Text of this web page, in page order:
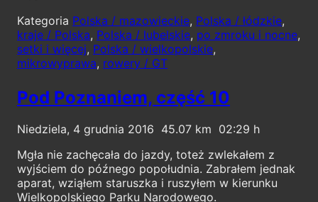
Kategoria Polska / mazowieckie, Polska / łódzkie,
kraje / Polska, Polska / lubelskie, po zmroku i nocne,
setki i więcej, Polska / wielkopolskie,
mikrowyprawa, rowery / GT
Pod Poznaniem, część 10
Niedziela, 4 grudnia 2016 45.07
02:29
Mgła nie zachęcała do jazdy, toteż zwlekałem z
wyjściem do późnego popołudnia. Zabrałem jednak
aparat, wziąłem staruszka i ruszyłem w kierunku
Wielkopolskiego Parku Narodowego.